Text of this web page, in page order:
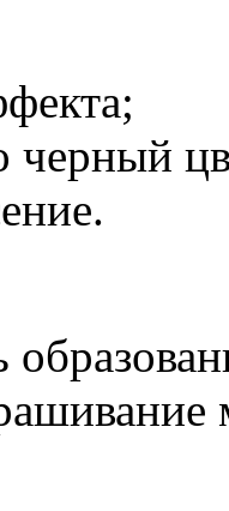
черный